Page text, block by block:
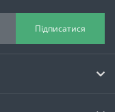
Підписатися